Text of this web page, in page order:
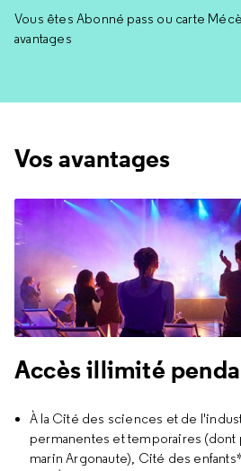
Vous êtes Abonné pass ou carte
avantages
Vos avantages
Accès illimité
À la Cité des sciences et de
permanentes et temporaires (dont
marin Argonaute), Cité des